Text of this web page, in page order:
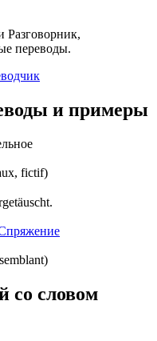
Разговорник,
переводы.
и примеры
fictif)
.
со словом